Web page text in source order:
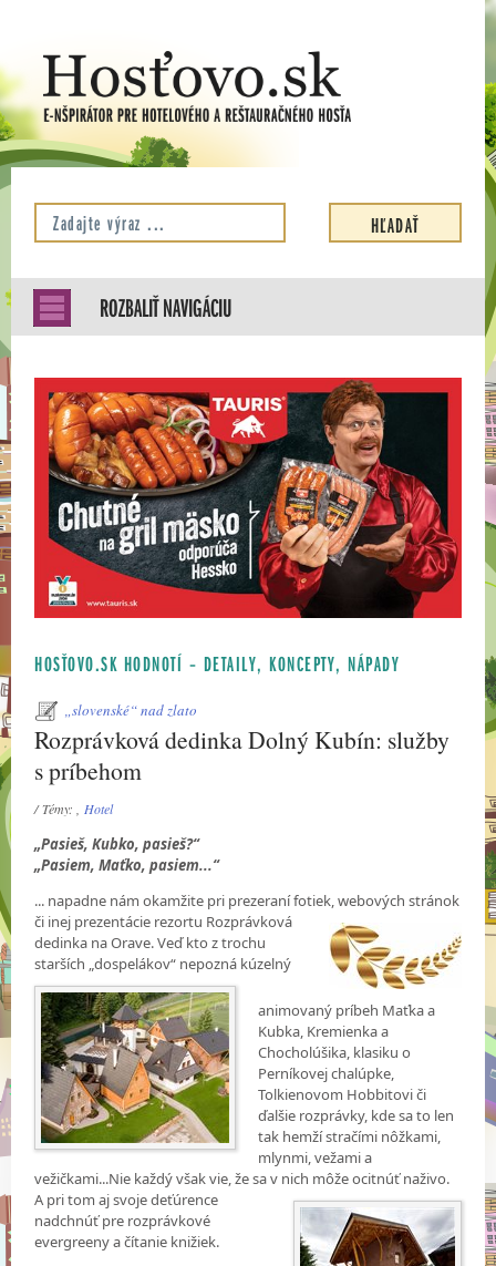
ROZBALIŤ NAVIGÁCIU
HOSŤOVO.SK HODNOTÍ – DETAILY, KONCEPTY, NÁPADY
„slovenské“ nad zlato
Rozprávková dedinka Dolný Kubín: služby
s príbehom
/ Témy: ,Hotel
„Pasieš, Kubko, pasieš?“
„Pasiem, Maťko, pasiem...“
... napadne nám okamžite pri prezeraní fotiek, webových stránok
či inej prezentácie rezortu Rozprávková
dedinka na Orave. Veď kto z trochu
starších „dospelákov“ nepozná kúzelný
animovaný príbeh Maťka a
Kubka, Kremienka a
Chocholúšika, klasiku o
Perníkovej chalúpke,
Tolkienovom Hobbitovi či
ďalšie rozprávky, kde sa to len
tak hemží stračími nôžkami,
mlynmi, vežami a
vežičkami...Nie každý však vie, že sa v nich môže ocitnúť naživo.
A pri tom ajsvoje deťúrence
nadchnúť pre rozprávkové
evergreeny a čítanie knižiek.